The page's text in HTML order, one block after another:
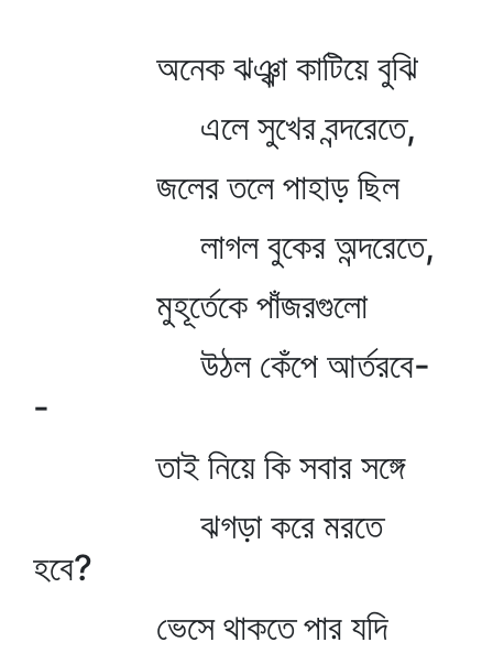
অনেক ঝঞ্ঝা কাটিয়ে বুঝি
এলে সুখের বন্দরেতে,
জলের তলে পাহাড় ছিল
লাগল বুকের অন্দরেতে,
মুহূর্তেকে পাঁজরগুলো
উঠল কেঁপে আর্তরবে-
-
তাই নিয়ে কি সবার সঙ্গে
ঝগড়া করে মরতে
হবে?
ভেসে থাকতে পার যদি